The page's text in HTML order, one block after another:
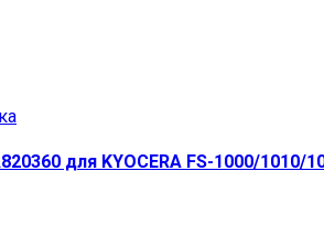
для KYOCERA FS-1000/1010/